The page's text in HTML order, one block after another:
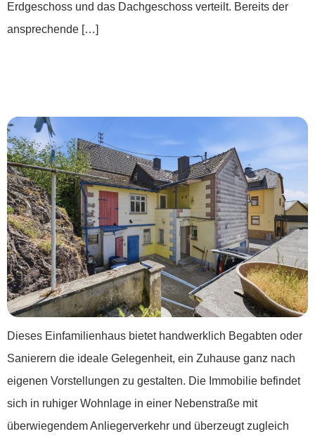
Erdgeschoss und das Dachgeschoss verteilt. Bereits der
ansprechende […]
Dieses Einfamilienhaus bietet handwerklich Begabten oder
Sanierern die ideale Gelegenheit, ein Zuhause ganz nach
eigenen Vorstellungen zu gestalten. Die Immobilie befindet
sich in ruhiger Wohnlage in einer Nebenstraße mit
überwiegendem Anliegerverkehr und überzeugt zugleich